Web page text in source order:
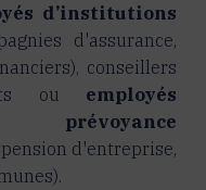
d’institutions
d'assurance,
conseillers
ou employés
d'entreprise,